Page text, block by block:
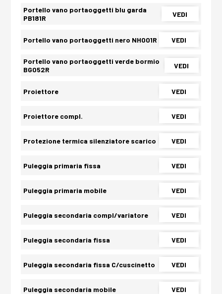
Portello vano portaoggetti blu garda
PB181R
VEDI
Portello vano portaoggetti nero NH001R VEDI
Portello vano portaoggetti verde bormio
BG052R
VEDI
Proiettore VEDI
Proiettore compl. VEDI
Protezione termica silenziatore scarico VEDI
Puleggia primaria fissa VEDI
Puleggia primaria mobile VEDI
Puleggia secondaria compl/variatore VEDI
Puleggia secondaria fissa VEDI
Puleggia secondaria fissa C/cuscinetto VEDI
Puleggia secondaria mobile VEDI